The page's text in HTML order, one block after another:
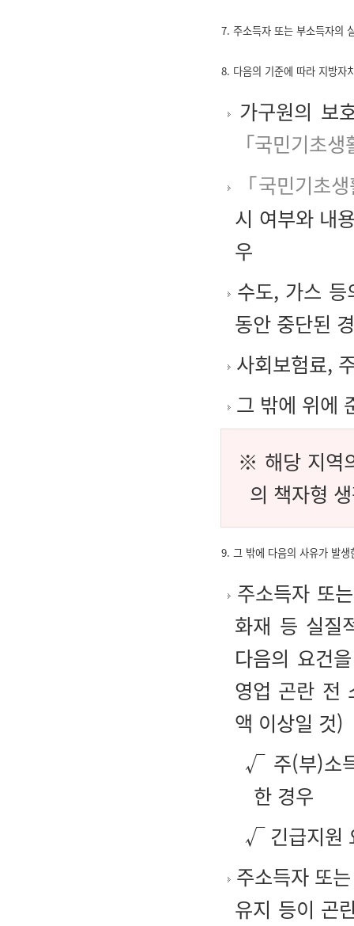
7. 주소득자 또는 부소득자의
8. 다음의 기준에 따라 지방자
가구원의 보
「국민기초
「국민기초
시 여부와 내
우
수도, 가스
동안 중단된
사회보험료,
그 밖에 위에
※ 해당 지역
의 책자형
9. 그 밖에 다음의 사유가 발
주소득자 또
화재 등 실질
다음의 요건
영업 곤란 전
액 이상일 것)
√ 주(부)소
한 경우
√ 긴급지원
주소득자 또
유지 등이 곤